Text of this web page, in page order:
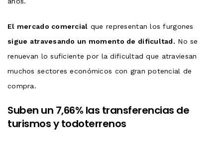
El mercado comercial que representan los furgones
sigue atravesando un momento de dificultad. No se
renuevan lo suficiente por la dificultad que atraviesan
muchos sectores económicos con gran potencial de
compra.
Suben un 7,66% las transferencias de
turismos y todoterrenos